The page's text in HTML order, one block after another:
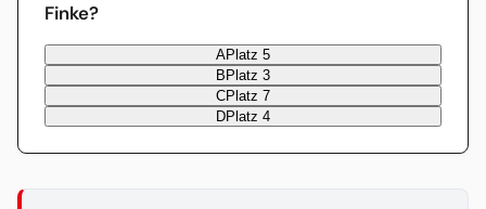
Finke?
APlatz 5
B Platz 3
CPlatz 7
DPlatz 4